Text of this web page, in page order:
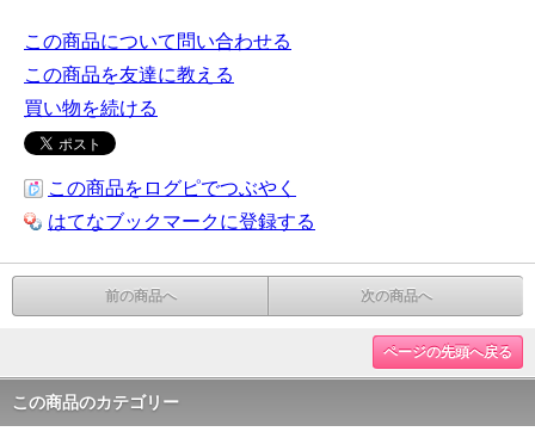
この商品について問い合わせる
この商品を友達に教える
買い物を続ける
この商品をログピでつぶやく
はてなブックマークに登録する
前の商品へ 次の商品へ
ページの先頭へ戻る
この商品のカテゴリー